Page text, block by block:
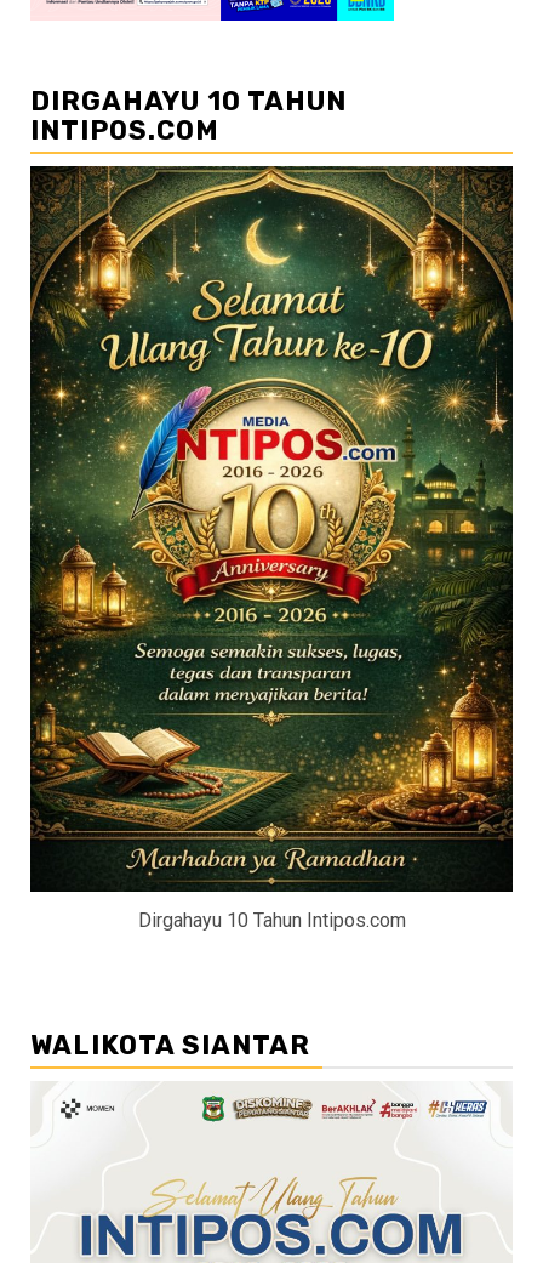
DIRGAHAYU 10 TAHUN
INTIPOS.COM
Dirgahayu 10 Tahun Intipos.com
WALIKOTA SIANTAR